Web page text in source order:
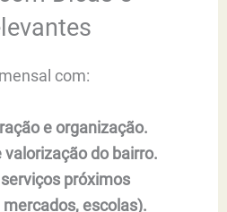
com:
e organização.
do bairro.
próximos
escolas).